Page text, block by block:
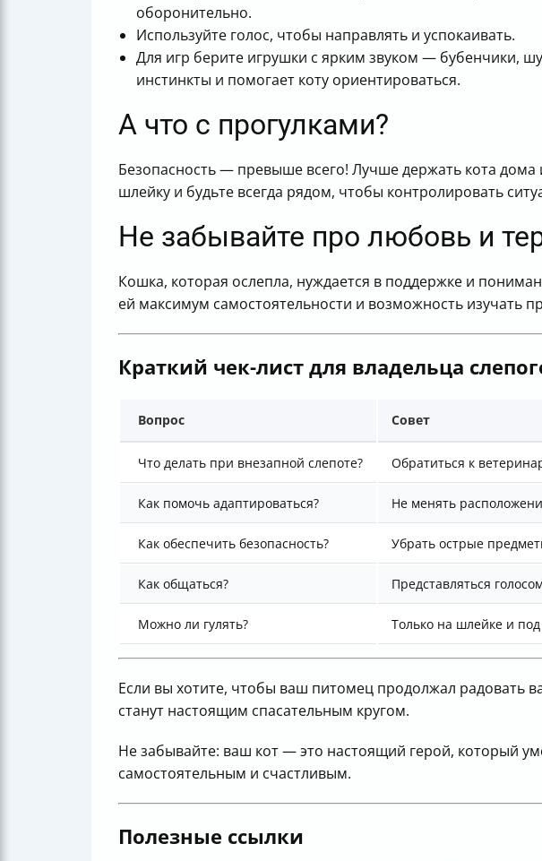
оборонительно.
Используйте голос, чтобы направлять и успокаивать.
Для игр берите игрушки с ярким звуком — бубенчики,
инстинкты и помогает коту ориентироваться.
А что с прогулками?
Безопасность — превыше всего! Лучше держать кота дома
шлейку и будьте всегда рядом, чтобы контролировать
Не забывайте про любовь и
Кошка, которая ослепла, нуждается в поддержке и
ей максимум самостоятельности и возможность изучать
Краткий чек-лист для владельца
Вопрос Совет
Что делать при внезапной слепоте? Обратиться к
Как помочь адаптироваться? Не менять
Как обеспечить безопасность? Убрать острые
Как общаться? Представляться
Можно ли гулять? Только на шлейке и
Если вы хотите, чтобы ваш питомец продолжал радовать
станут настоящим спасательным кругом.
Не забывайте: ваш кот — это настоящий герой, который
самостоятельным и счастливым.
Полезные ссылки